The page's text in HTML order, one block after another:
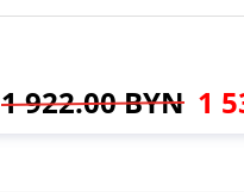
1 922.00 BYN 1